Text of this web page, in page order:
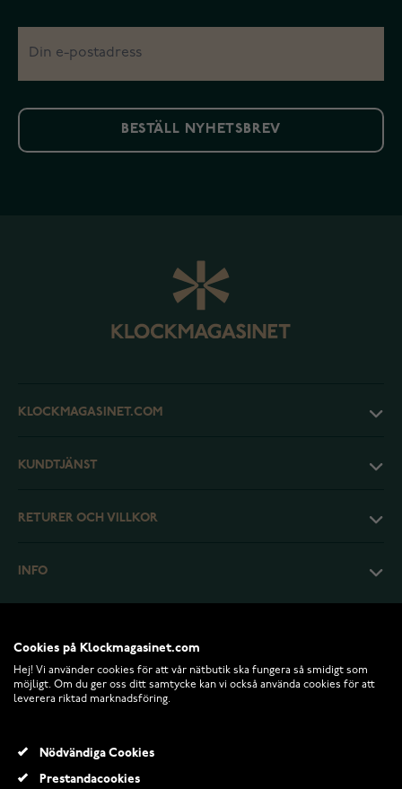
BESTÄLL NYHETSBREV
KLOCKMAGASINET.COM
KUNDTJÄNST
RETURER OCH VILLKOR
INFO
Cookies på Klockmagasinet.com
Hej! Vi använder cookies för att vår nätbutik ska fungera så smidigt som
möjligt. Om du ger oss ditt samtycke kan vi också använda cookies för att
leverera riktad marknadsföring.
Nödvändiga Cookies
Prestandacookies